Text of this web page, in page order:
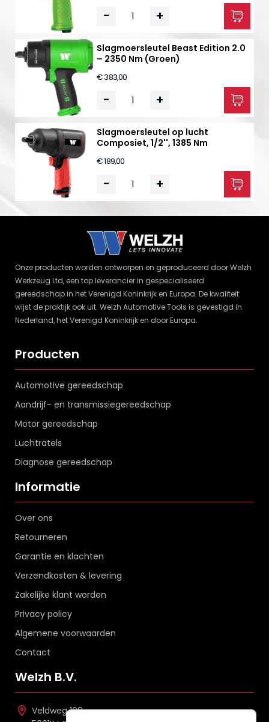
- +
Slagmoersleutel Beast Edition 2.0
– 2350 Nm (Groen)
€ 383,00
- +
Slagmoersleutel op lucht
Composiet, 1/2'', 1385 Nm
€ 189,00
- +
Onze producten worden ontworpen en geproduceerd door Welzh
Werkzeug Ltd, een top leverancier in gespecialiseerd
gereedschap in het Verenigd Koninkrijk en Europa. De kwaliteit
wijst de praktijk ook uit. Welzh Automotive Tools is gevestigd in
Nederland, het Verenigd Koninkrijk en door Europa.
Producten
Automotive gereedschap
Aandrijf- en transmissiegereedschap
Motor gereedschap
Luchtratels
Diagnose gereedschap
Informatie
Over ons
Retourneren
Garantie en klachten
Verzendkosten & levering
Zakelijke klant worden
Privacy policy
Algemene voorwaarden
Contact
Welzh B.V.
Veldweg 109